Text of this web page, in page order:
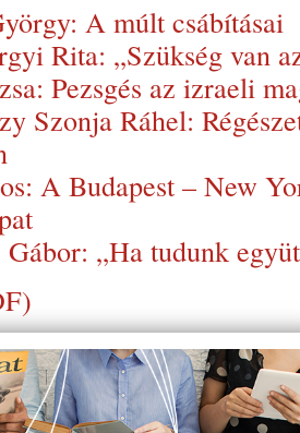
A múlt csábításai
Rita: „Szükség van
Pezsgés az izraeli
Szonja Ráhel:
A Budapest – New
Gábor: „Ha tudunk